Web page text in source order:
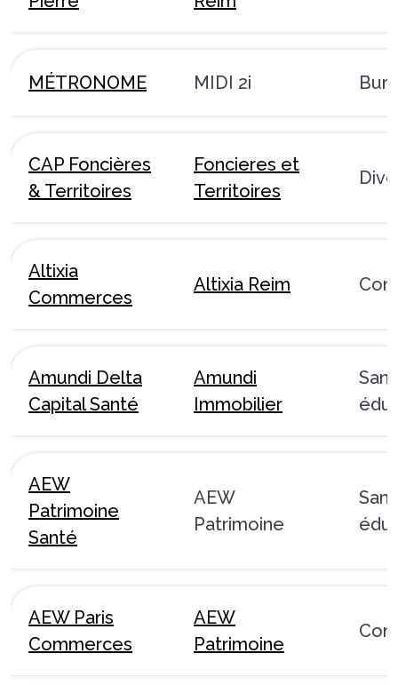
MÉTRONOME MIDI 2i
CAP Foncières
& Territoires
Foncieres et
Territoires
Altixia
Commerces
Altixia Reim
Amundi Delta
Capital Santé
Amundi
Immobilier
AEW
Patrimoine
Santé
AEW
Patrimoine
AEW Paris
Commerces
AEW
Patrimoine